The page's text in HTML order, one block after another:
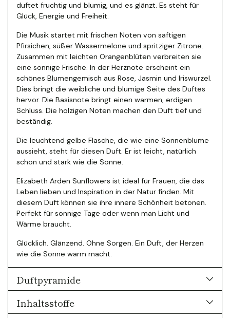
duftet fruchtig und blumig, und es glänzt. Es steht für
Glück, Energie und Freiheit.
Die Musik startet mit frischen Noten von saftigen
Pfirsichen, süßer Wassermelone und spritziger Zitrone.
Zusammen mit leichten Orangenblüten verbreiten sie
eine sonnige Frische. In der Herznote erscheint ein
schönes Blumengemisch aus Rose, Jasmin und Iriswurzel.
Dies bringt die weibliche und blumige Seite des Duftes
hervor. Die Basisnote bringt einen warmen, erdigen
Schluss. Die holzigen Noten machen den Duft tief und
beständig.
Die leuchtend gelbe Flasche, die wie eine Sonnenblume
aussieht, steht für diesen Duft. Er ist leicht, natürlich
schön und stark wie die Sonne.
Elizabeth Arden Sunflowers ist ideal für Frauen, die das
Leben lieben und Inspiration in der Natur finden. Mit
diesem Duft können sie ihre innere Schönheit betonen.
Perfekt für sonnige Tage oder wenn man Licht und
Wärme braucht.
Glücklich. Glänzend. Ohne Sorgen. Ein Duft, der Herzen
wie die Sonne warm macht.
Duftpyramide
Inhaltsstoffe